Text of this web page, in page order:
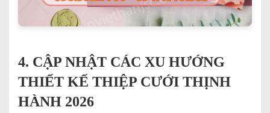
4. CẬP NHẬT CÁC XU HƯỚNG
THIẾT KẾ THIỆP CƯỚI THỊNH
HÀNH 2026